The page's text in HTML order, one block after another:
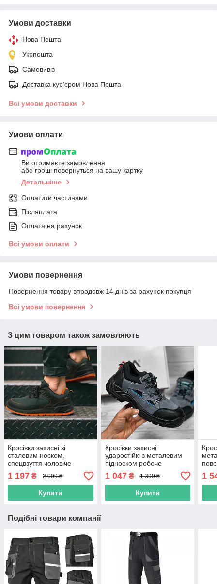
Умови доставки
Нова Пошта
Укрпошта
Самовивіз
Доставка кур'єром Нова Пошта
Всі умови доставки
Умови оплати
Ви отримаєте замовлення
або гроші повернуться на вашу картку
Детальніше
Оплатити частинами
Післяплата
Оплата на рахунок
Всі умови оплати
Умови повернення
Повернення товару впродовж 14 днів за рахунок покупця
Всі умови повернення
З цим товаром також замовляють
Кросівки захисні зі
сталевим носком,
спецвзуття чоловіче
1 197 ₴ 2 099 ₴
Купити
Кросівки захисні
ударостійкі з металевим
підноском робоче
спецвзуття захисне міцне
демісезонне
1 047₴ 1 399 ₴
Купити
1
Подібні товари компанії